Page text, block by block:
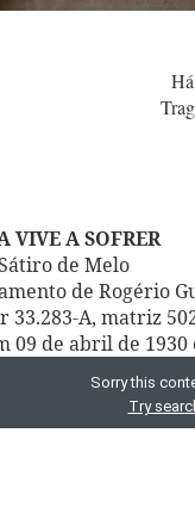
VIVE A SOFRER
de Melo
de Rogério
33.283-A, matriz
09 de abril de